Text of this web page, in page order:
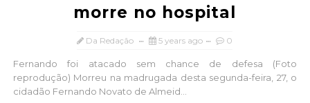
morre no hospital
Da Redação 5 years ago 0
Fernando foi atacado sem chance de defesa (Foto
reprodução) Morreu na madrugada desta segunda-feira, 27, o
cidadão Fernando Novato de Almeid...